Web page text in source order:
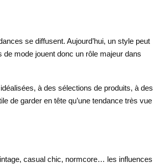
se diffusent. Aujourd’hui, un style peut
mode jouent donc un rôle majeur dans
à des sélections de produits, à des
de garder en tête qu’une tendance très vue
casual chic, normcore… les influences